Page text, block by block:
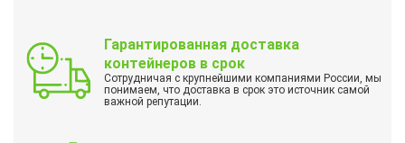
Гарантированная доставка
контейнеров в срок
Сотрудничая с крупнейшими компаниями России, мы
понимаем, что доставка в срок это источник самой
важной репутации.